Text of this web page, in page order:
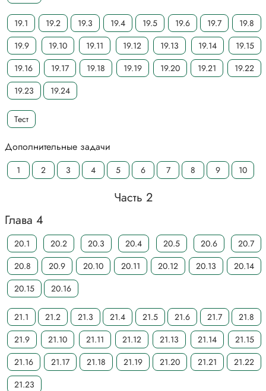
19.1 19.2 19.3 19.4 19.5 19.6 19.7
19.8
19.9
19.10 19.11 19.12 19.13 19.14
19.15
19.16
19.17 19.18 19.19 19.20 19.21
19.22
19.23
19.24
Тест
Дополнительные задачи
1 2 3 4 5 6 7 8 9 10
Часть 2
Глава 4
20.1 20.2 20.3 20.4 20.5 20.6
20.7
20.8
20.9 20.10 20.11 20.12 20.13
20.14
20.15
20.16
21.1 21.2 21.3 21.4 21.5 21.6 21.7
21.8
21.9
21.10 21.11 21.12 21.13 21.14
21.15
21.16
21.17 21.18 21.19 21.20 21.21
21.22
21.23